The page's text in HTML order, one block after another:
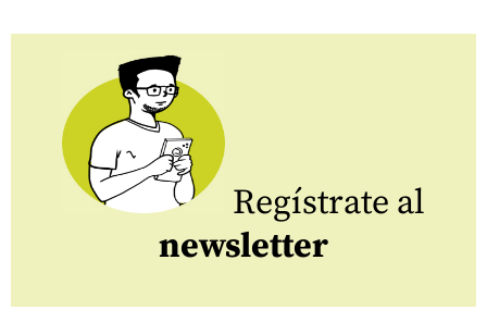
Regístrate al
newsletter